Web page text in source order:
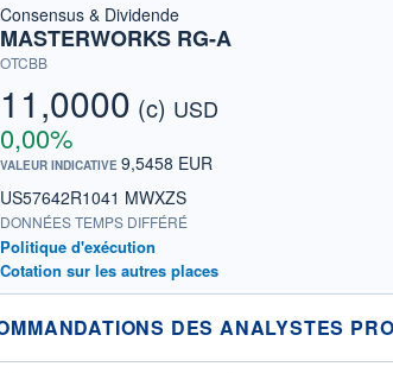
Consensus & Dividende
MASTERWORKS RG-A
OTCBB
11,0000 (c) USD
0,00%
VALEUR INDICATIVE 9,5458 EUR
US57642R1041 MWXZS
DONNÉES TEMPS DIFFÉRÉ
Politique d'exécution
Cotation sur les autres places
DES ANALYSTES